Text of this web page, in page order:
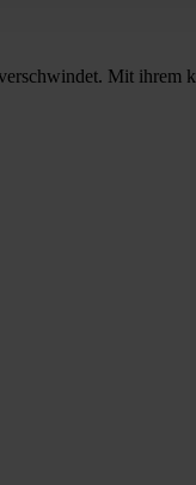
Mit ihrem